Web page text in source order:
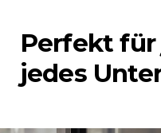
Perfekt
jedes